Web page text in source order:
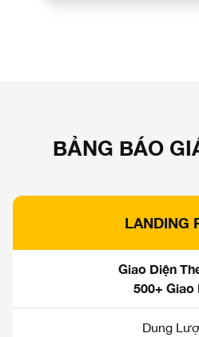
BẢNG BÁO
LANDING
Giao Diện
500+ Giao
Dung